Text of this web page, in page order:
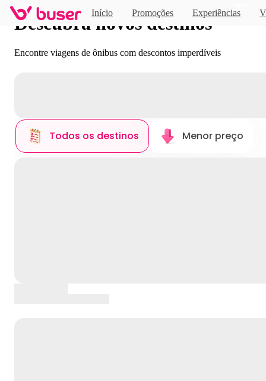
Início Promoções Experiências
Descubra novos destinos
Encontre viagens de ônibus com descontos imperdíveis
Todos os destinos Menor preço